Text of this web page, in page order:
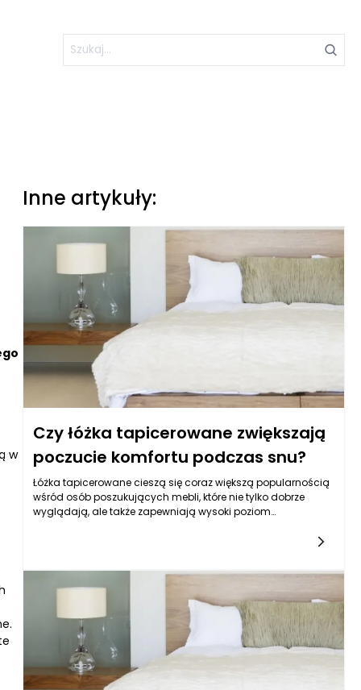
w
Inne artykuły:
Czy łóżka tapicerowane zwiększają
poczucie komfortu podczas snu?
Łóżka tapicerowane cieszą się coraz większą popularnością
wśród osób poszukujących mebli, które nie tylko dobrze
wyglądają, ale także zapewniają wysoki poziom
sypialni. Warto zatem przyjrzeć się, jak tapicerowane łóżka
wpływają na jakość snu i ogólne poczucie komfortu